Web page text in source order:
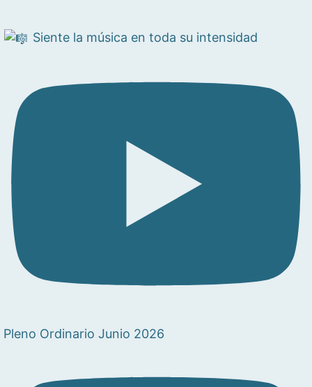
Siente la música en toda su intensidad
Pleno Ordinario Junio 2026